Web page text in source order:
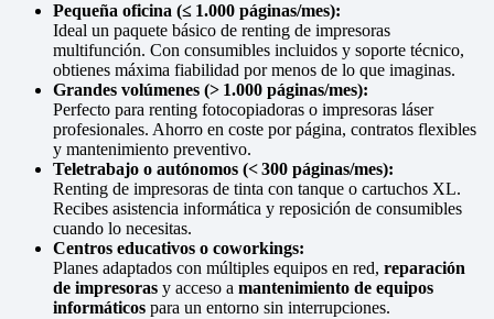
Pequeña oficina (≤ 1.000 páginas/mes):
Ideal un paquete básico de renting de impresoras
multifunción. Con consumibles incluidos y soporte técnico,
obtienes máxima fiabilidad por menos de lo que imaginas.
Grandes volúmenes (> 1.000 páginas/mes):
Perfecto para renting fotocopiadoras o impresoras láser
profesionales. Ahorro en coste por página, contratos flexibles
y mantenimiento preventivo.
Teletrabajo o autónomos (< 300 páginas/mes):
Renting de impresoras de tinta con tanque o cartuchos XL.
Recibes asistencia informática y reposición de consumibles
cuando lo necesitas.
Centros educativos o coworkings:
Planes adaptados con múltiples equipos en red, reparación
de impresoras y acceso a mantenimiento de equipos
informáticos para un entorno sin interrupciones.